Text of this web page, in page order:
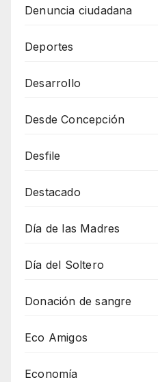
Denuncia ciudadana
Deportes
Desarrollo
Desde Concepción
Desfile
Destacado
Día de las Madres
Día del Soltero
Donación de sangre
Eco Amigos
Economía